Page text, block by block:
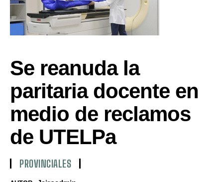
Se reanuda la
paritaria docente en
medio de reclamos
de UTELPa
PROVINCIALES